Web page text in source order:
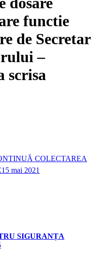
functie
de Secretar
–
scrisa
COLECTAREA
15 mai 2021
SIGURANȚA